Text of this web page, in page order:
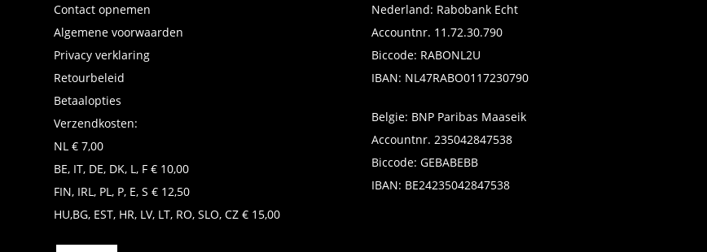
Contact opnemen
Algemene voorwaarden
Privacy verklaring
Retourbeleid
Betaalopties
Verzendkosten:
NL € 7,00
BE, IT, DE, DK, L, F € 10,00
FIN, IRL, PL, P, E, S € 12,50
HU,BG, EST, HR, LV, LT, RO, SLO, CZ € 15,00
Nederland: Rabobank Echt
Accountnr. 11.72.30.790
Biccode: RABONL2U
IBAN: NL47RABO0117230790
Belgie: BNP Paribas Maaseik
Accountnr. 235042847538
Biccode: GEBABEBB
IBAN: BE24235042847538